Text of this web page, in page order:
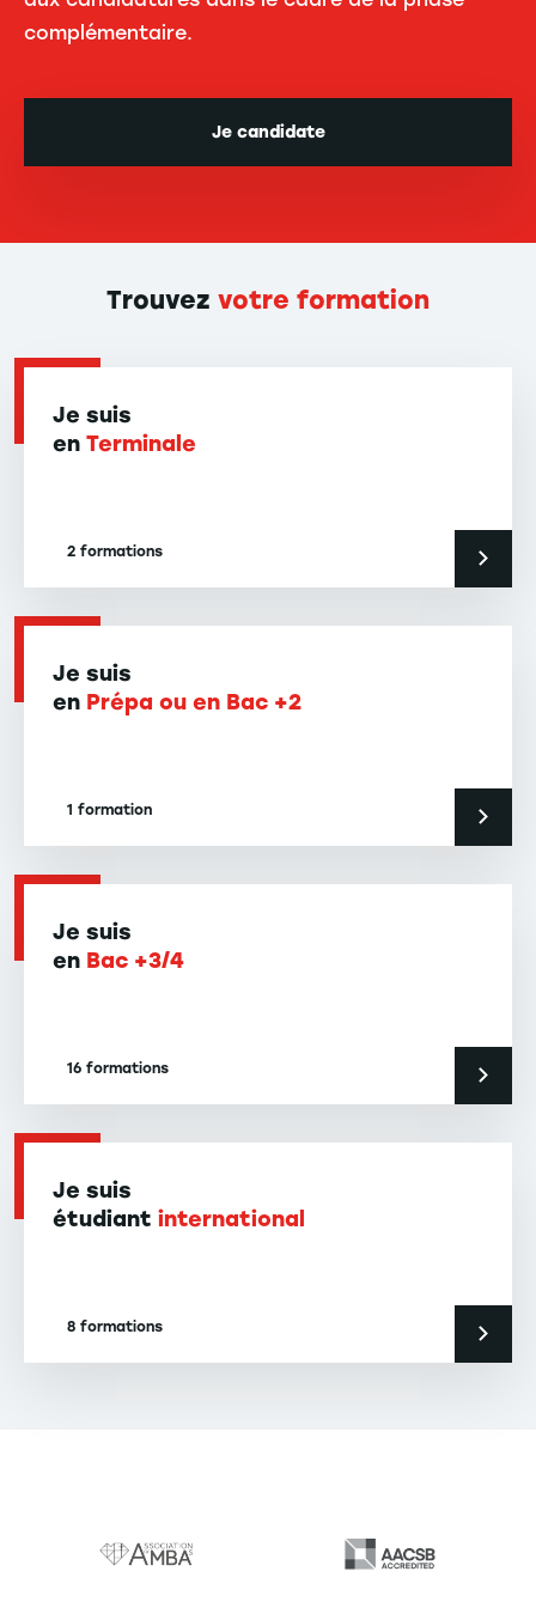
complémentaire.
Je candidate
Trouvez votre formation
Je suis
en Terminale
2 formations
Je suis
en Prépa ou en Bac +2
1 formation
Je suis
en Bac +3/4
16 formations
Je suis
étudiant international
8 formations